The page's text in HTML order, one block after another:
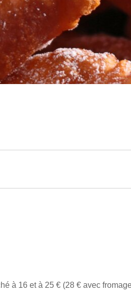
Services
Se déplacer
à 16 et à 25 € (28 € avec